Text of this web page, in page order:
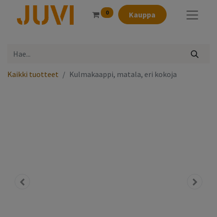
0 Kauppa
Kaikki tuotteet Kulmakaappi, matala, eri kokoja